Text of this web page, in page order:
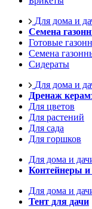
Для дома и
Семена
Готовые
Семена
Сидераты
Для дома и
Дренаж
Для цветов
Для растений
Для сада
Для горшков
Для дома и
Контейнеры
Для дома и
Тент для дачи